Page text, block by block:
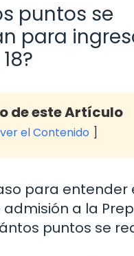
puntos se
para
de este Artículo
el Contenido
para entender
a la
puntos se